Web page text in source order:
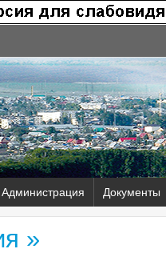
Администрация Документы
»